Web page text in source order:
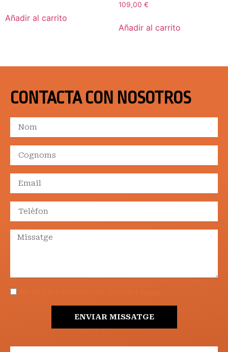
Añadir al carrito
109,00 €
Añadir al carrito
CONTACTA CON NOSOTROS
ENVIAR MISSATGE